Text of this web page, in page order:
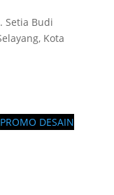
Setia Budi
Kota
PROMO DESAIN